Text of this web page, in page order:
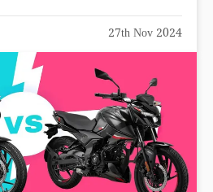
27th Nov 2024